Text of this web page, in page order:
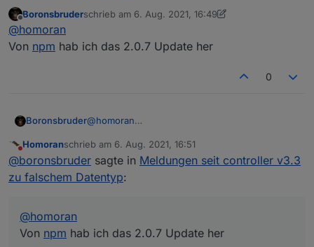
Offline
Boronsbruderschrieb am 6. Aug. 2021, 16:49
zuletzt editiert von Boronsbruder
@homoran
Von npm hab ich das 2.0.7 Update her
0
Boronsbruder@homoran
Nicht stören
Homoranschrieb am 6. Aug. 2021, 16:51
zuletzt editiert von
@boronsbruder sagte in Meldungen seit controller v3.3
zu falschem Datentyp:
@homoran
Von npm hab ich das 2.0.7 Update her